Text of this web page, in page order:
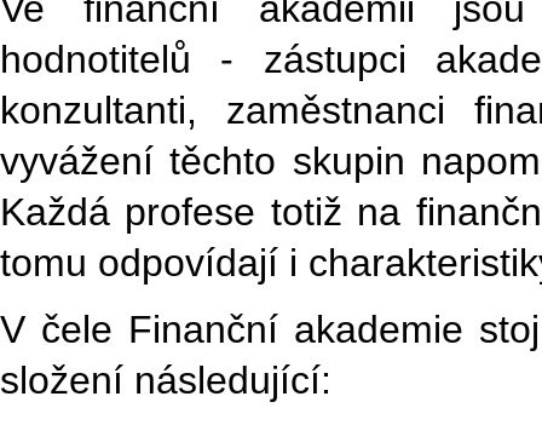
hodnotitelů - zástupci
konzultanti, zaměstnanci
vyvážení těchto skupin
Každá profese totiž na
tomu odpovídají i
V čele Finanční akademie
složení následující: